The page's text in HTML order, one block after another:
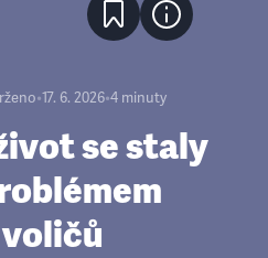
•17. 6. 2026•4 minuty
se staly